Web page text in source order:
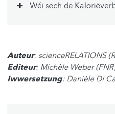
Wéi sech de
Auteur: scienceRELATIONS
Editeur: Michèle Weber
Iwwersetzung: Danièle Di